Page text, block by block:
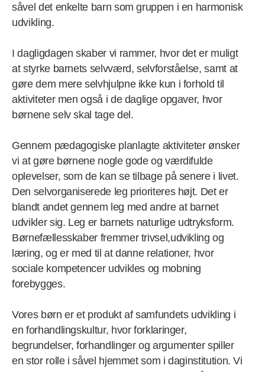
såvel det enkelte barn som gruppen i en harmonisk
udvikling.
I dagligdagen skaber vi rammer, hvor det er muligt
at styrke barnets selvværd, selvforståelse, samt at
gøre dem mere selvhjulpne ikke kun i forhold til
aktiviteter men også i de daglige opgaver, hvor
børnene selv skal tage del.
Gennem pædagogiske planlagte aktiviteter ønsker
vi at gøre børnene nogle gode og værdifulde
oplevelser, som de kan se tilbage på senere i livet.
Den selvorganiserede leg prioriteres højt. Det er
blandt andet gennem leg med andre at barnet
udvikler sig. Leg er barnets naturlige udtryksform.
Børnefællesskaber fremmer trivsel,udvikling og
læring, og er med til at danne relationer, hvor
sociale kompetencer udvikles og mobning
forebygges.
Vores børn er et produkt af samfundets udvikling i
en forhandlingskultur, hvor forklaringer,
begrundelser, forhandlinger og argumenter spiller
en stor rolle i såvel hjemmet som i daginstitution. Vi